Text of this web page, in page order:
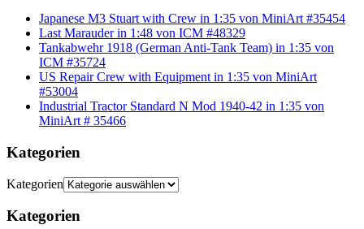
Japanese M3 Stuart with Crew in 1:35 von MiniArt #35454
Last Marauder in 1:48 von ICM #48329
Tankabwehr 1918 (German Anti-Tank Team) in 1:35 von
ICM #35724
US Repair Crew with Equipment in 1:35 von MiniArt
#53004
Industrial Tractor Standard N Mod 1940-42 in 1:35 von
MiniArt # 35466
Kategorien
Kategorien
Kategorien